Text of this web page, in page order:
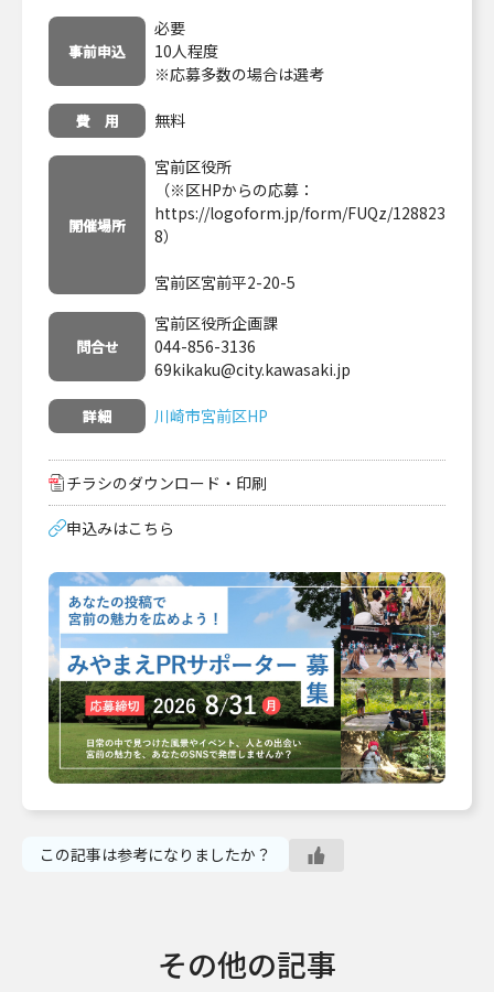
事前申込
必要
10人程度
※応募多数の場合は選考
費 用 無料
開催場所
宮前区役所
（※区HPからの応募：
https://logoform.jp/form/FUQz/128823
8）
宮前区宮前平2-20-5
問合せ
宮前区役所企画課
044-856-3136
69kikaku@city.kawasaki.jp
詳細 川崎市宮前区HP
チラシのダウンロード・印刷
申込みはこちら
この記事は参考になりましたか？
その他の記事